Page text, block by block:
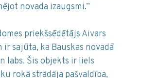
novada izaugsmi.”
priekšsēdētājs Aivars
ir sajūta, ka Bauskas novadā
labs. Šis objekts ir liels
rokā strādāja pašvaldība,